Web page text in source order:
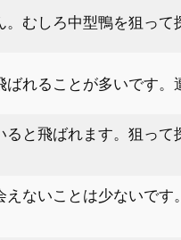
むしろ中型鴨を狙って
れることが多いです。
と飛ばれます。狙っ
ないことは少ないで